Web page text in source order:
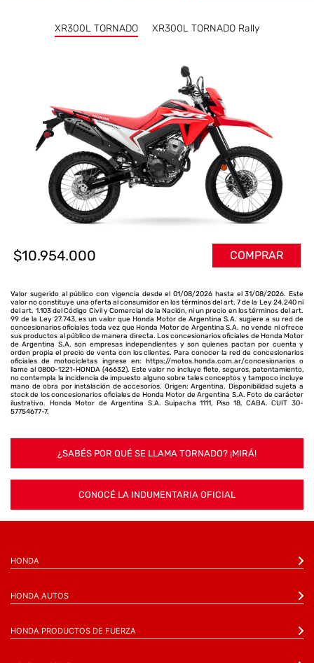
XR300L TORNADO XR300L TORNADO Rally
$10.954.000 COMPRAR
Valor sugerido al público con vigencia desde el 01/08/2026 hasta el 31/08/2026. Este
valor no constituye una oferta al consumidor en los términos del art. 7 de la Ley 24.240 ni
del art. 1.103 del Código Civil y Comercial de la Nación, ni un precio en los términos del art.
99 de la Ley 27.743, es un valor que Honda Motor de Argentina S.A. sugiere a su red de
concesionarios oficiales toda vez que Honda Motor de Argentina S.A. no vende ni ofrece
sus productos al público de manera directa. Los concesionarios oficiales de Honda Motor
de Argentina S.A. son empresas independientes y son quienes pactan por cuenta y
orden propia el precio de venta con los clientes. Para conocer la red de concesionarios
oficiales de motocicletas ingrese en: https://motos.honda.com.ar/concesionarios o
llame al 0800-1221-HONDA (46632). Este valor no incluye flete, seguros, patentamiento,
no contempla la incidencia de impuesto alguno sobre tales conceptos y tampoco incluye
mano de obra por instalación de accesorios. Origen: Argentina. Disponibilidad sujeta a
stock de los concesionarios oficiales de Honda Motor de Argentina S.A. Foto de carácter
ilustrativo. Honda Motor de Argentina S.A. Suipacha 1111, Piso 18, CABA. CUIT 30-
57754677-7.
CONOCÉ LA INDUMENTARIA OFICIAL
¿SABÉS POR QUÉ SE LLAMA TORNADO? ¡MIRÁ!
HONDA
HONDA AUTOS
HONDA PRODUCTOS DE FUERZA